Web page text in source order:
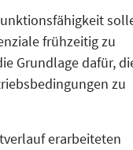
frühzeitig zu
Grundlage dafür,
zu
erarbeiteten